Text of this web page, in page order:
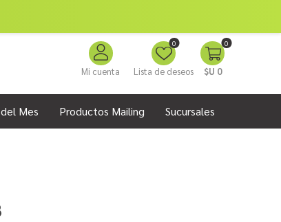
Mi cuenta Lista de deseos
0 0
$U 0
Mes Productos Mailing Sucursales